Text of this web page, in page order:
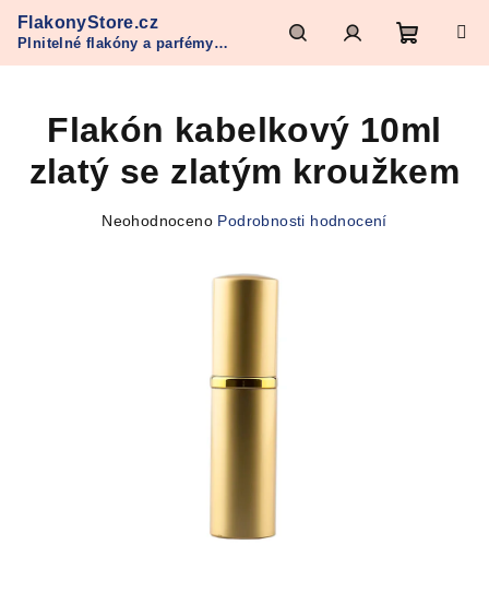
obsah
FlakonyStore.cz
Plnitelné flakóny a parfémy
Refan
HledatPřihlášeníNákupní
košík
Flakón kabelkový 10ml
zlatý se zlatým kroužkem
Průměrné
Neohodnoceno Podrobnosti hodnocení